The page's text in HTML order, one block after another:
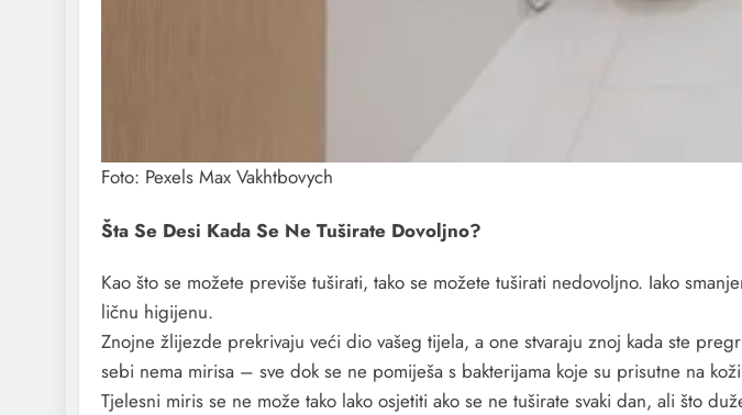
Foto: Pexels Max Vakhtbovych
Šta Se Desi Kada Se Ne Tuširate Dovoljno?
Kao što se možete previše tuširati, tako se možete tuširati nedovoljno. Iako
ličnu higijenu.
Znojne žlijezde prekrivaju veći dio vašeg tijela, a one stvaraju znoj kada ste
sebi nema mirisa – sve dok se ne pomiješa s bakterijama koje su prisutne na
Tjelesni miris se ne može tako lako osjetiti ako se ne tuširate svaki dan, ali što